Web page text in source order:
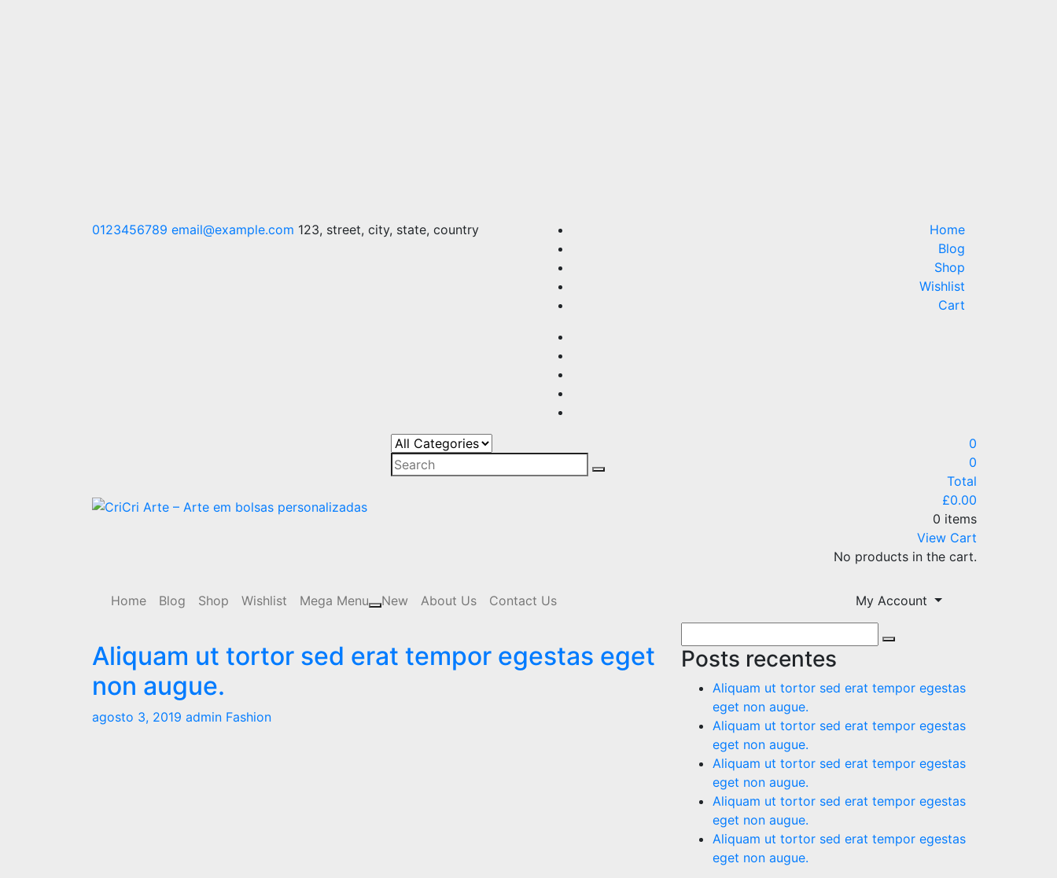
0123456789 email@example.com 123, street, city, state, country
Home
Blog
Shop
Wishlist
Cart
0
0
Total
£0.00
0 items
View Cart
No products in the cart.
Home Blog Shop Wishlist Mega Menu New About Us Contact Us My Account
Aliquam ut tortor sed erat tempor egestas eget
non augue.
agosto 3, 2019 admin Fashion
for:
Posts recentes
Aliquam ut tortor sed erat tempor egestas
eget non augue.
Aliquam ut tortor sed erat tempor egestas
eget non augue.
Aliquam ut tortor sed erat tempor egestas
eget non augue.
Aliquam ut tortor sed erat tempor egestas
eget non augue.
Aliquam ut tortor sed erat tempor egestas
eget non augue.